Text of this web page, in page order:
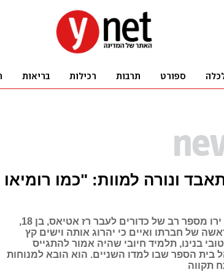
ונורה למוות: "כמו רומיאו
מתנדבי המשטרה ירו מספר רב של כדורים לעבר רז אטיאס, בן 18,
של חברתו ואיים כי יהרוג אותה וישים קץ
בנינו, תלמיד חיובי שהיה אמור להתגייס
בית הספר שבו למדו השניים. הוא הובא למנוחות
תקווה